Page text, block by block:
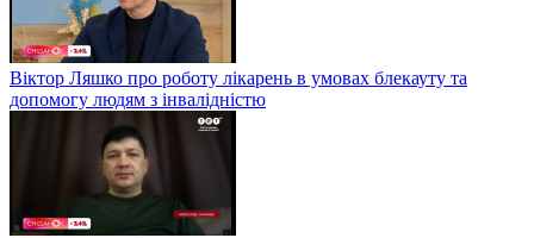
Віктор Ляшко про роботу лікарень в умовах блекауту та
допомогу людям з інвалідністю